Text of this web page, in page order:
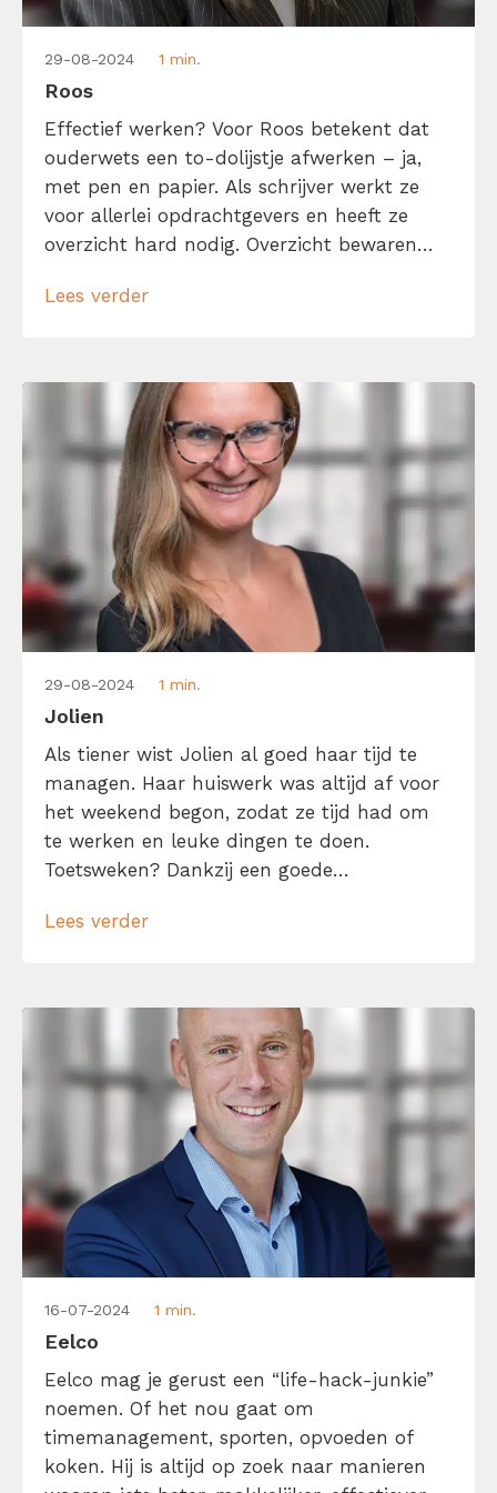
29-08-2024 1 min.
Roos
Effectief werken? Voor Roos betekent dat
ouderwets een to-dolijstje afwerken – ja,
met pen en papier. Als schrijver werkt ze
voor allerlei opdrachtgevers en heeft ze
overzicht hard nodig. Overzicht bewaren
artikel dan zit ze vaak in zo’n goede flow
Lees verder
29-08-2024 1 min.
Jolien
Als tiener wist Jolien al goed haar tijd te
managen. Haar huiswerk was altijd af voor
het weekend begon, zodat ze tijd had om
te werken en leuke dingen te doen.
Toetsweken? Dankzij een goede
Die ijzersterke discipline, liefde voor
tekstschrijver […]
Lees verder
16-07-2024 1 min.
Eelco
Eelco mag je gerust een “life-hack-junkie”
noemen. Of het nou gaat om
timemanagement, sporten, opvoeden of
koken. Hij is altijd op zoek naar manieren